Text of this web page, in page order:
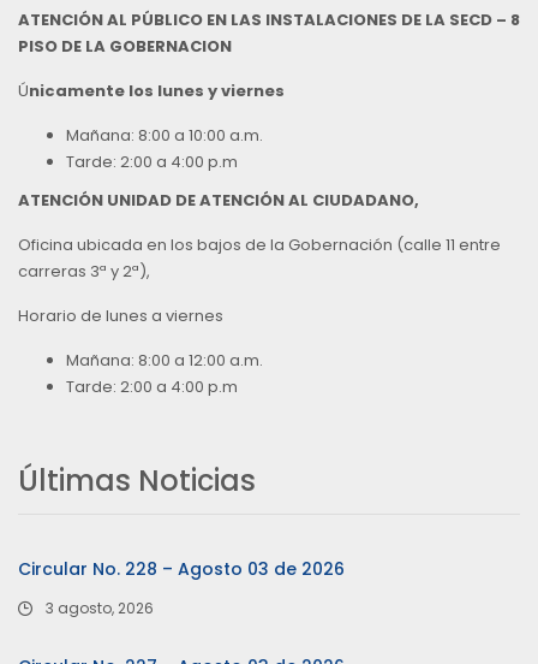
ATENCIÓN AL PÚBLICO EN LAS INSTALACIONES DE LA SECD – 8
PISO DE LA GOBERNACION
Únicamente los lunes y viernes
Mañana: 8:00 a 10:00 a.m.
Tarde: 2:00 a 4:00 p.m
ATENCIÓN UNIDAD DE ATENCIÓN AL CIUDADANO,
Oficina ubicada en los bajos de la Gobernación (calle 11 entre
carreras 3ª y 2ª),
Horario de lunes a viernes
Mañana: 8:00 a 12:00 a.m.
Tarde: 2:00 a 4:00 p.m
Últimas Noticias
Circular No. 228 – Agosto 03 de 2026
3 agosto, 2026